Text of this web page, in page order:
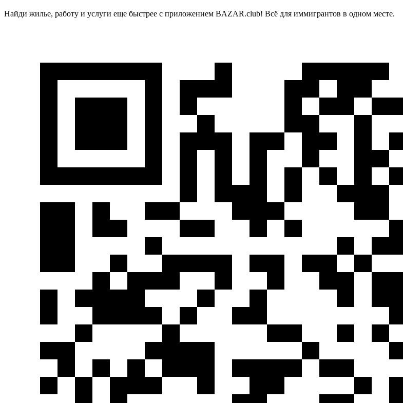
Найди жилье, работу и услуги еще быстрее с приложением BAZAR.club! Всё для иммигрантов в одном месте.